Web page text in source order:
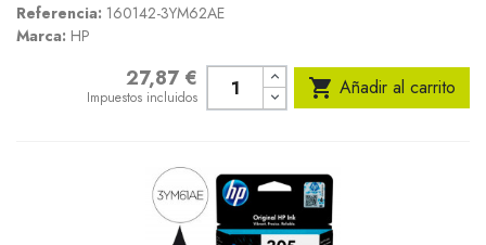
Referencia: 160142-3YM62AE
Marca: HP
Precio27,87 €
Impuestos incluidos  Añadir al carrito